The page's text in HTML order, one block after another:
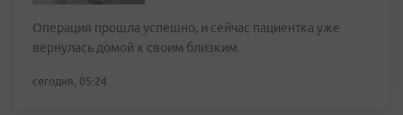
Операция прошла успешно, и сейчас пациентка уже
вернулась домой к своим близким
сегодня, 05:24